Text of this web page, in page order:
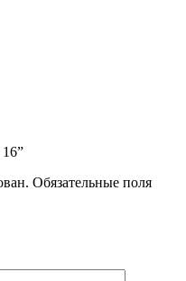
Обязательные поля